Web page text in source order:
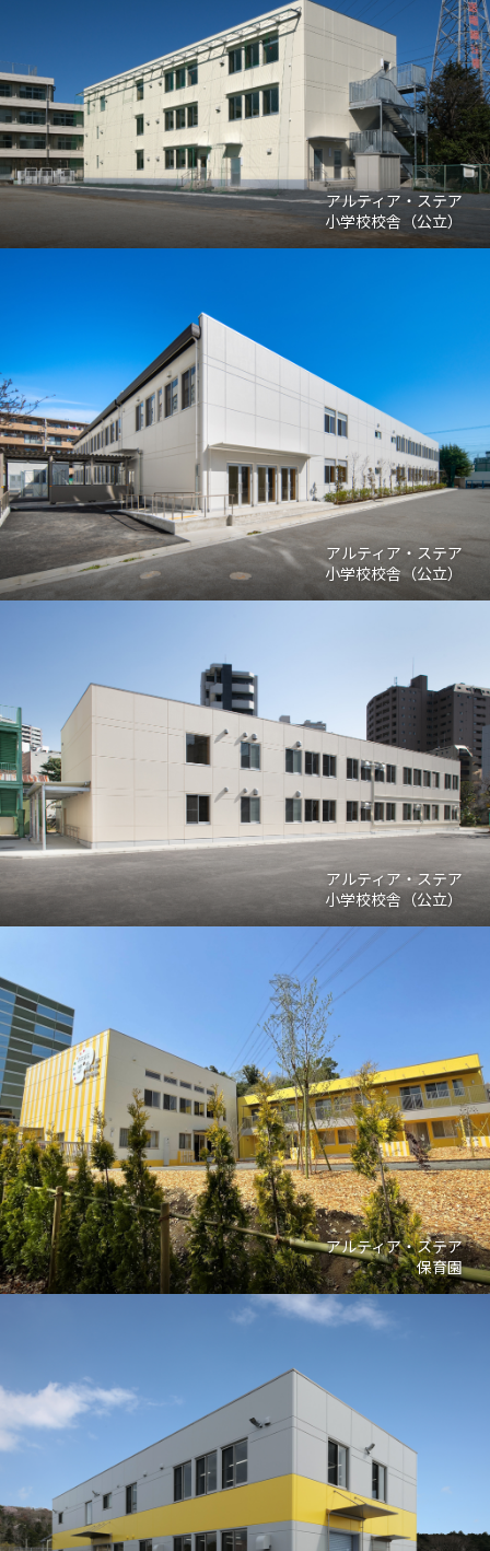
アルティア・ステア
小学校校舎（公立）
アルティア・ステア
小学校校舎（公立）
アルティア・ステア
小学校校舎（公立）
アルティア・ステア
保育園